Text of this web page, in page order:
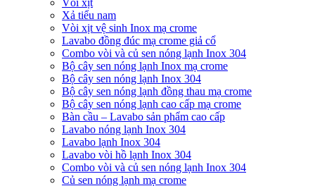
Xả tiểu nam
Vòi xịt vệ sinh Inox mạ crome
Lavabo đồng đúc mạ crome giả cổ
Combo vòi và củ sen nóng lạnh Inox 304
Bộ cây sen nóng lạnh Inox mạ crome
Bộ cây sen nóng lạnh Inox 304
Bộ cây sen nóng lạnh đồng thau mạ crome
Bộ cây sen nóng lạnh cao cấp mạ crome
Bàn cầu – Lavabo sản phẩm cao cấp
Lavabo nóng lạnh Inox 304
Lavabo lạnh Inox 304
Lavabo vòi hồ lạnh Inox 304
Combo vòi và củ sen nóng lạnh Inox 304
Củ sen nóng lạnh mạ crome